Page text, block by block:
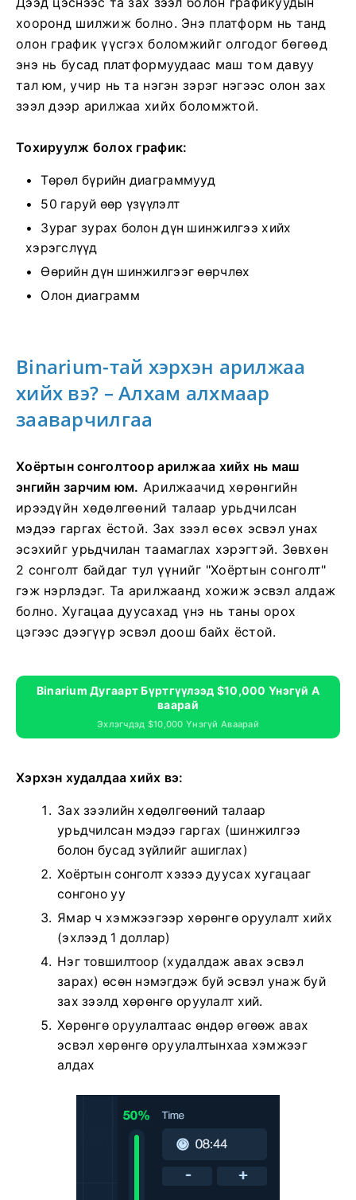
хооронд шилжиж болно. Энэ платформ нь танд
олон график үүсгэх боломжийг олгодог бөгөөд
энэ нь бусад платформуудаас маш том давуу
тал юм, учир нь та нэгэн зэрэг нэгээс олон зах
зээл дээр арилжаа хийх боломжтой.
Тохируулж болох график:
Төрөл бүрийн диаграммууд
50 гаруй өөр үзүүлэлт
Зураг зурах болон дүн шинжилгээ хийх
хэрэгслүүд
Өөрийн дүн шинжилгээг өөрчлөх
Олон диаграмм
Binarium-тай хэрхэн арилжаа
хийх вэ? – Алхам алхмаар
зааварчилгаа
Хоёртын сонголтоор арилжаа хийх нь маш
энгийн зарчим юм. Арилжаачид хөрөнгийн
ирээдүйн хөдөлгөөний талаар урьдчилсан
мэдээ гаргах ёстой. Зах зээл өсөх эсвэл унах
эсэхийг урьдчилан таамаглах хэрэгтэй. Зөвхөн
2 сонголт байдаг тул үүнийг "Хоёртын сонголт"
гэж нэрлэдэг. Та арилжаанд хожиж эсвэл алдаж
болно. Хугацаа дуусахад үнэ нь таны орох
цэгээс дээгүүр эсвэл доош байх ёстой.
Binarium Дугаарт Бүртгүүлээд $10,000 Үнэгүй А
Ваарай
Эхлэгчдэд $10,000 Үнэгүй Аваарай
Хэрхэн худалдаа хийх вэ:
Зах зээлийн хөдөлгөөний талаар
урьдчилсан мэдээ гаргах (шинжилгээ
болон бусад зүйлийг ашиглах)
Хоёртын сонголт хэзээ дуусах хугацааг
сонгоно уу
Ямар ч хэмжээгээр хөрөнгө оруулалт хийх
(эхлээд 1 доллар)
Нэг товшилтоор (худалдаж авах эсвэл
зарах) өсөн нэмэгдэж буй эсвэл унаж буй
зах зээлд хөрөнгө оруулалт хий.
Хөрөнгө оруулалтаас өндөр өгөөж авах
эсвэл хөрөнгө оруулалтынхаа хэмжээг
алдах